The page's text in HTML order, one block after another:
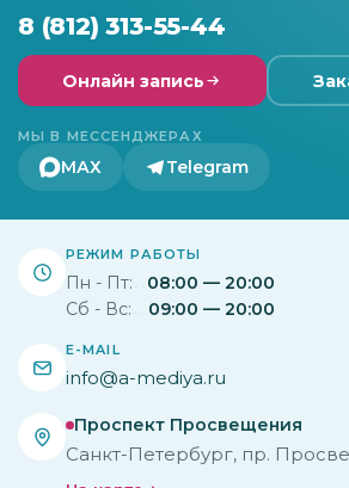
8 (812) 313-55-44
Онлайн запись
МЫ В МЕССЕНДЖЕРАХ
МАХ Telegram
РЕЖИМ РАБОТЫ
Пн - Пт:
08:00 — 20:00
Сб - Вс:
09:00 — 20:00
E-MAIL
info@a-mediya.ru
Проспект Просвещения
Санкт-Петербург, пр.